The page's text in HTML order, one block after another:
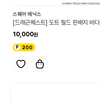
스퀘어 에닉스
[드래곤퀘스트] 도트 필드 핀배지 바다
10,000
200